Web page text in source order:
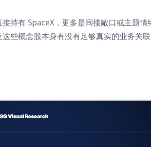
持有 SpaceX，更多是间接敞口或主题
些概念股本身有没有足够真实的业务关